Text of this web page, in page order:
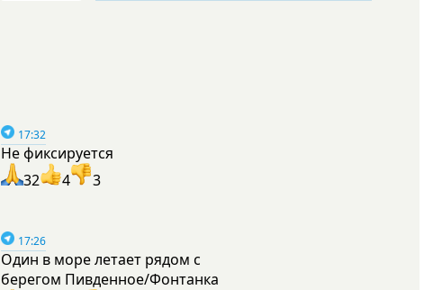
17:32
Не фиксируется
32
4 3
17:26
Один в море летает рядом с
берегом Пивденное/Фонтанка